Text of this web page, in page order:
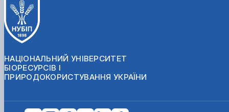
НАЦІОНАЛЬНИЙ УНІВЕРСИТЕТ
БІОРЕСУРСІВ І
ПРИРОДОКОРИСТУВАННЯ УКРАЇНИ